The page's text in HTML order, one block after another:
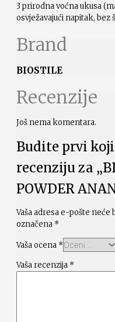
3 prirodna voćna ukusa
osvježavajući napitak, bez
Brand
BIOSTILE
Recenzije
Još nema komentara.
Budite prvi
recenziju za
POWDER
Vaša adresa e-pošte neće
označena *
Vaša ocena *
Vaša recenzija *